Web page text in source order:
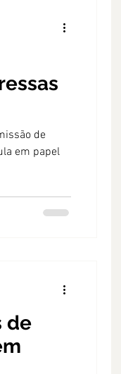
de
em papel
de